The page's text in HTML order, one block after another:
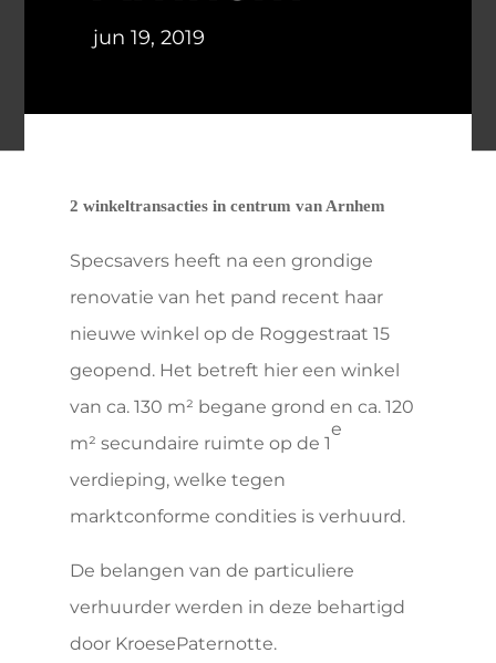
jun 19, 2019
2 winkeltransacties in centrum van Arnhem
Specsavers heeft na een grondige
renovatie van het pand recent haar
nieuwe winkel op de Roggestraat 15
geopend. Het betreft hier een winkel
van ca. 130 m² begane grond en ca. 120
m² secundaire ruimte op de 1
e
verdieping, welke tegen
marktconforme condities is verhuurd.
De belangen van de particuliere
verhuurder werden in deze behartigd
door KroesePaternotte.